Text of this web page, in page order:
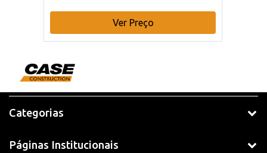
Ver Preço
Categorias
Páginas Institucionais